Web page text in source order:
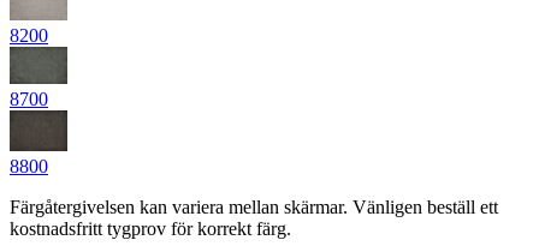
8200
8700
8800
Färgåtergivelsen kan variera mellan skärmar. Vänligen beställ ett
kostnadsfritt tygprov för korrekt färg.